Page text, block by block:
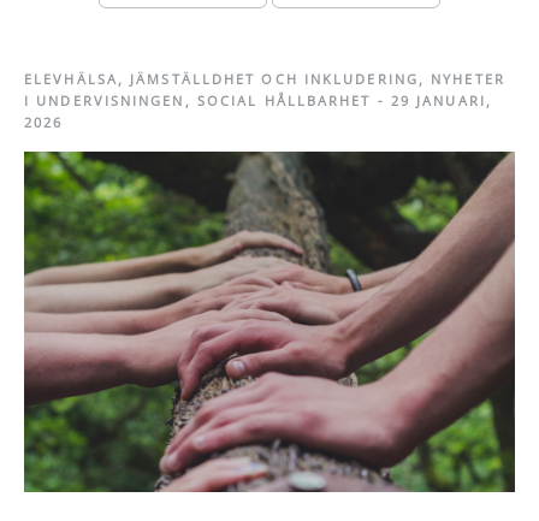
ELEVHÄLSA, JÄMSTÄLLDHET OCH INKLUDERING , NYHETER
I UNDERVISNINGEN , SOCIAL HÅLLBARHET - 29 JANUARI,
2026